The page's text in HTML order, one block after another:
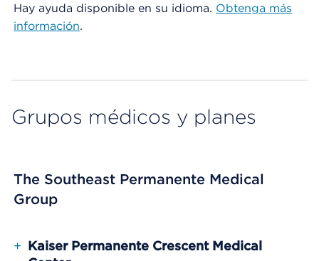
Hay ayuda disponible en su idioma. Obtenga más
información.
Grupos médicos y planes
The Southeast Permanente Medical
Group
+ Kaiser Permanente Crescent Medical